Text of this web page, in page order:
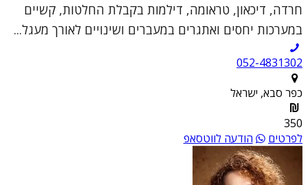
חרדה, דיכאון, טראומה, דילמות בקבלת החלטות, קשיים
במערכות יחסים ואתגרים במעברים ושינויים לאורך מעגל...
052-4831302
כפר סבא, ישראל
350
לפרטים
הודעה לווטסאפ